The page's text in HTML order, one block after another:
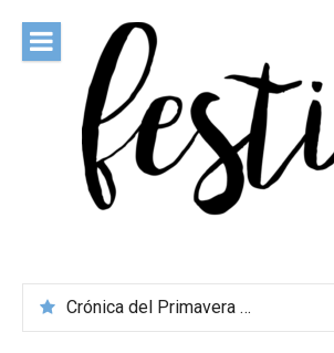
contenido
Crónica del Primavera Sound Porto 2026